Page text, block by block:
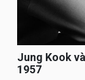
Jung Kook
1957